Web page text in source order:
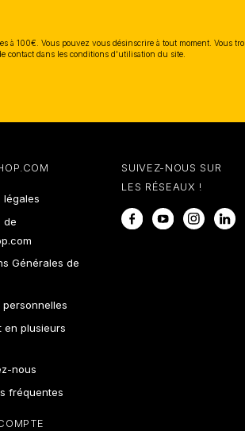
à 100€. Vous pouvez vous désinscrire à tout moment. Vous
contact dans les conditions d'utilisation du site.
légales
de
Générales de
personnelles
en plusieurs
nous
fréquentes
SUIVEZ-NOUS SUR
LES RÉSEAUX !
FacebookYouTube